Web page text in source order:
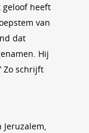
geloof heeft
van
dat
Hij
Zo schrijft